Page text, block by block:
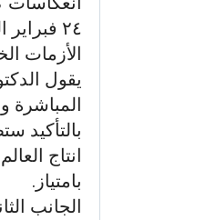
٢٤
الأزمات
يقول
المباشرة
بالتأكيد
انتاج
بامتياز.
الجانب